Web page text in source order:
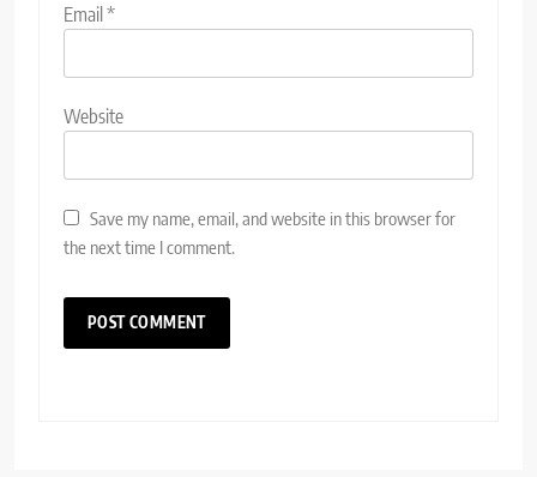
Email*
Website
Save my name, email, and website in this browser for
the next time I comment.